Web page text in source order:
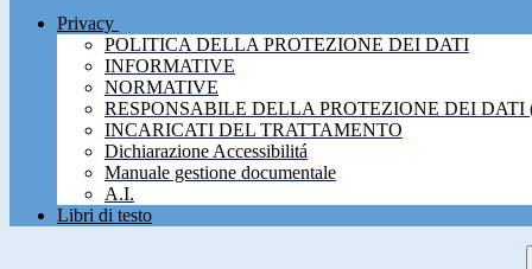
Privacy
POLITICA DELLA PROTEZIONE DEI DATI
INFORMATIVE
NORMATIVE
RESPONSABILE DELLA PROTEZIONE DEI DATI
INCARICATI DEL TRATTAMENTO
Dichiarazione Accessibilitá
Manuale gestione documentale
A.I.
Libri di testo